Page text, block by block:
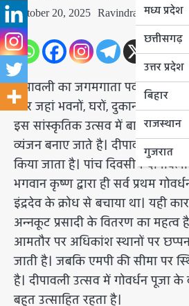
मध्य प्रदेश
छत्तीसगढ़
उत्तर प्रदेश
बिहार
राजस्थान
गुजरात
October 20, 2025 Ravindra Nagar
दीपावली का जगमगाता पर्व आनंद
और जहां भवनों, घरों, दुकानों, मकानों,
इस सांस्कृतिक उत्सव में बाजारों में
व्यंजन बनाए जाते है। दीपावली के
किया जाता है। पांच दिवसीय
भगवान कृष्ण द्वारा ही सर्व प्रथम
इंद्रदेव के क्रोध से बचाया था। यही
अन्नकूट प्रसादी के वितरण का
आमतौर पर अधिकांश स्थानों पर
जाती है। जबकि एमपी की सीमा पर
है। दीपावली उत्सव में गोवर्धन
बहुत उत्साहित रहता है।